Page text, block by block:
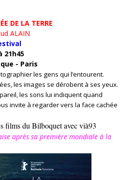
DE LA TERRE
ALAIN
21h45
- Paris
les gens qui l’entourent.
les images se dérobent à ses yeux.
les sons lui indiquent quand
invite à regarder vers la face cachée
films du Bilboquet avec vià93
après sa première mondiale à la